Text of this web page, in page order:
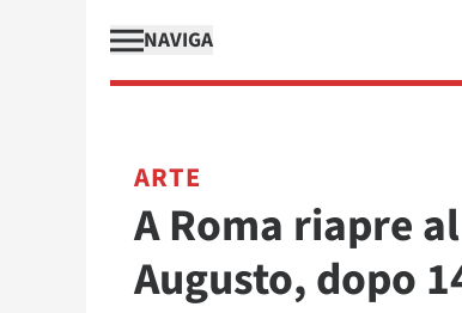
NAVIGA
ARTE
A Roma riapre
Augusto, dopo